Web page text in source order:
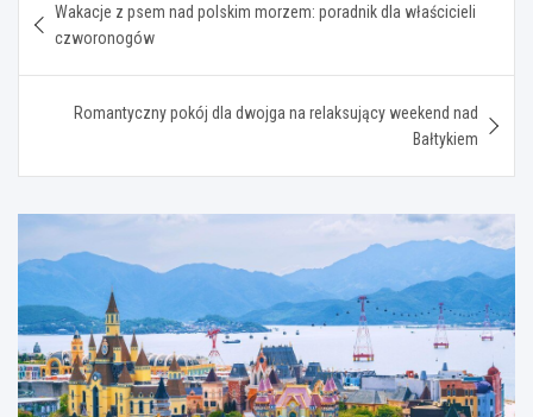
wpisu
Wakacje z psem nad polskim morzem: poradnik dla właścicieli
czworonogów
Romantyczny pokój dla dwojga na relaksujący weekend nad
Bałtykiem